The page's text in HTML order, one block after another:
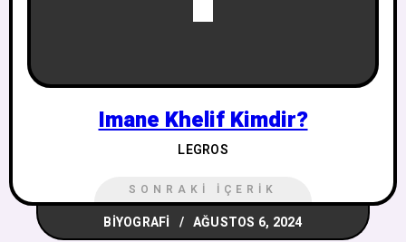
Imane Khelif Kimdir?
LEGROS
SONRAKI İÇERIK
BIYOGRAFI AĞUSTOS 6, 2024